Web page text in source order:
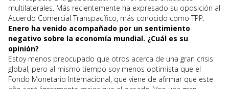
multilaterales. Más recientemente ha expresado su oposición al
Acuerdo Comercial Transpacífico, más conocido como TPP.
Enero ha venido acompañado por un sentimiento
negativo sobre la economía mundial. ¿Cuál es su
opinión?
Estoy menos preocupado que otros acerca de una gran crisis
global, pero al mismo tiempo soy menos optimista que el
Fondo Monetario Internacional, que viene de afirmar que este